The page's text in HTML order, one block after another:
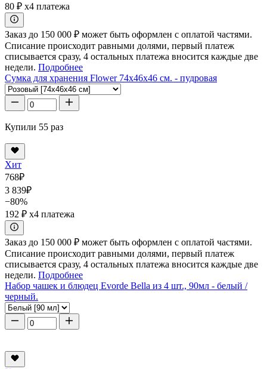
80 ₽ x4 платежа
Заказ до 150 000 ₽ может быть оформлен с оплатой частями.
Списание происходит равными долями, первый платеж
списывается сразу, 4 остальных платежа вносится каждые две
недели. Подробнее
Сумка для хранения Flower 74x46x46 см. - пудровая
Купили 55 раз
Хит
768₽
3 839₽
−80%
192 ₽ x4 платежа
Заказ до 150 000 ₽ может быть оформлен с оплатой частями.
Списание происходит равными долями, первый платеж
списывается сразу, 4 остальных платежа вносится каждые две
недели. Подробнее
Набор чашек и блюдец Evorde Bella из 4 шт., 90мл - белый /
черный.